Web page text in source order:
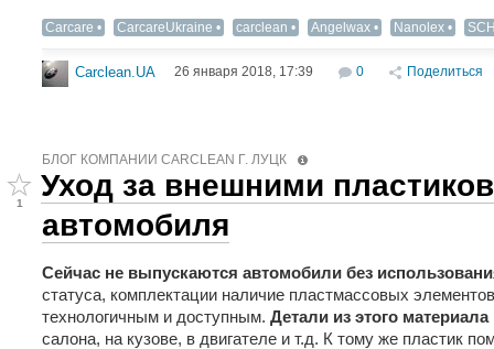
Carcare CarcareUkraine carclean Angelwax Nanolex
Carclean.UA 26 января 2018, 17:39 0 Поделиться
БЛОГ КОМПАНИИ СARCLEAN Г. ЛУЦК
1
Уход за внешними
автомобиля
Сейчас не выпускаются автомобили без
статуса, комплектации наличие пластмассовых
технологичным и доступным. Детали из этого
салона, на кузове, в двигателе и т.д. К тому же пластик